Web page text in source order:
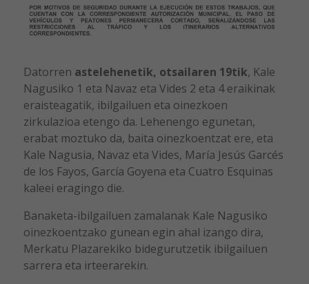
Datorren astelehenetik, otsailaren 19tik, Kale
Nagusiko 1 eta Navaz eta Vides 2 eta 4 eraikinak
eraisteagatik, ibilgailuen eta oinezkoen
zirkulazioa etengo da. Lehenengo egunetan,
erabat moztuko da, baita oinezkoentzat ere, eta
Kale Nagusia, Navaz eta Vides, María Jesús Garcés
de los Fayos, García Goyena eta Cuatro Esquinas
kaleei eragingo die.
Banaketa-ibilgailuen zamalanak Kale Nagusiko
oinezkoentzako gunean egin ahal izango dira,
Merkatu Plazarekiko bidegurutzetik ibilgailuen
sarrera eta irteerarekin.